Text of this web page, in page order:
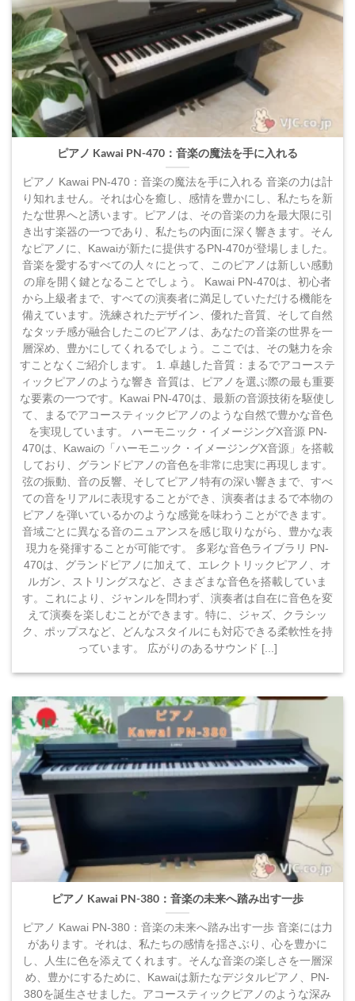
ピアノ Kawai PN-470：音楽の魔法を手に入れる
ピアノ Kawai PN-470：音楽の魔法を手に入れる 音楽の力は計
り知れません。それは心を癒し、感情を豊かにし、私たちを新
たな世界へと誘います。ピアノは、その音楽の力を最大限に引
き出す楽器の一つであり、私たちの内面に深く響きます。そん
なピアノに、Kawaiが新たに提供するPN-470が登場しました。
音楽を愛するすべての人々にとって、このピアノは新しい感動
の扉を開く鍵となることでしょう。 Kawai PN-470は、初心者
から上級者まで、すべての演奏者に満足していただける機能を
備えています。洗練されたデザイン、優れた音質、そして自然
なタッチ感が融合したこのピアノは、あなたの音楽の世界を一
層深め、豊かにしてくれるでしょう。ここでは、その魅力を余
すことなくご紹介します。 1. 卓越した音質：まるでアコーステ
ィックピアノのような響き 音質は、ピアノを選ぶ際の最も重要
な要素の一つです。Kawai PN-470は、最新の音源技術を駆使し
て、まるでアコースティックピアノのような自然で豊かな音色
を実現しています。 ハーモニック・イメージングX音源 PN-
470は、Kawaiの「ハーモニック・イメージングX音源」を搭載
しており、グランドピアノの音色を非常に忠実に再現します。
弦の振動、音の反響、そしてピアノ特有の深い響きまで、すべ
ての音をリアルに表現することができ、演奏者はまるで本物の
ピアノを弾いているかのような感覚を味わうことができます。
音域ごとに異なる音のニュアンスを感じ取りながら、豊かな表
現力を発揮することが可能です。 多彩な音色ライブラリ PN-
470は、グランドピアノに加えて、エレクトリックピアノ、オ
ルガン、ストリングスなど、さまざまな音色を搭載していま
す。これにより、ジャンルを問わず、演奏者は自在に音色を変
えて演奏を楽しむことができます。特に、ジャズ、クラシッ
ク、ポップスなど、どんなスタイルにも対応できる柔軟性を持
っています。 広がりのあるサウンド [...]
ピアノ Kawai PN-380：音楽の未来へ踏み出す一歩
ピアノ Kawai PN-380：音楽の未来へ踏み出す一歩 音楽には力
があります。それは、私たちの感情を揺さぶり、心を豊かに
し、人生に色を添えてくれます。そんな音楽の楽しさを一層深
め、豊かにするために、Kawaiは新たなデジタルピアノ、PN-
380を誕生させました。アコースティックピアノのような深み